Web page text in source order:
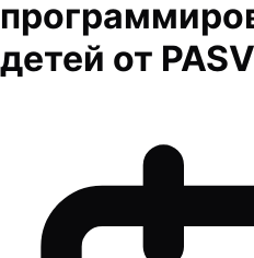
детей от PASV